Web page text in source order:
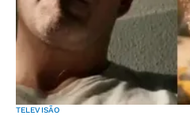
TELEVISÃO